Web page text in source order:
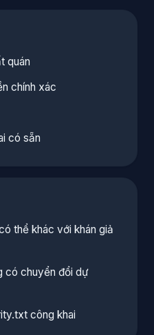
quán
chính xác
có sẵn
thể khác với khán giả
có chuyển đổi dự
công khai